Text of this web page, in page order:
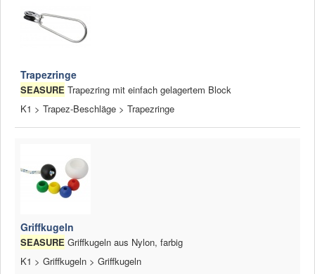
Trapezringe
SEASURE Trapezring mit einfach gelagertem Block
K1 > Trapez-Beschläge > Trapezringe
Griffkugeln
SEASURE Griffkugeln aus Nylon, farbig
K1 > Griffkugeln > Griffkugeln